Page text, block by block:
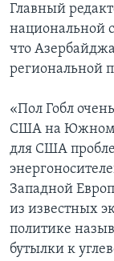
Главный
национальной
что
региональной
«Пол Гобл
США на Южном
для США
Западной
из известных
политике
бутылки к